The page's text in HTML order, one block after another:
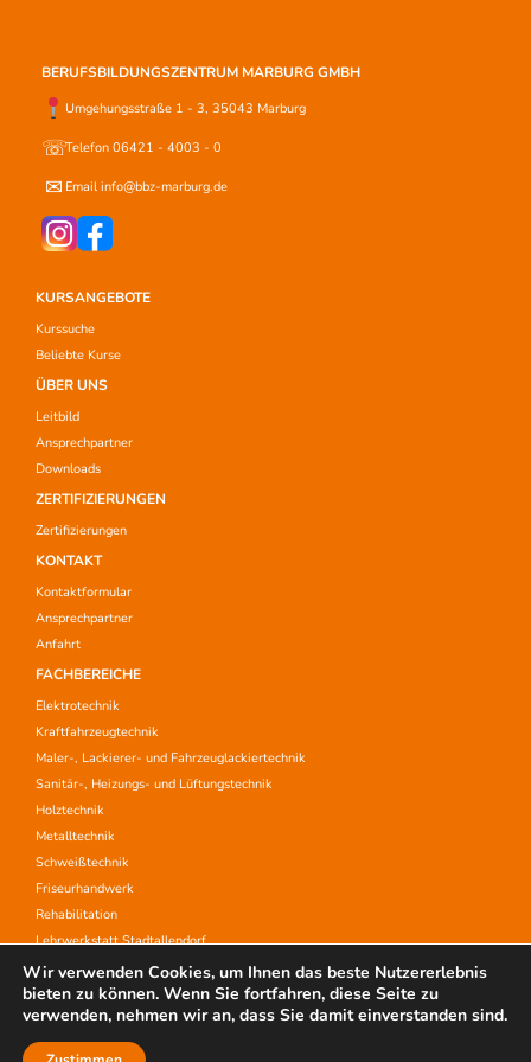
BERUFSBILDUNGSZENTRUM MARBURG GMBH
Umgehungsstraße 1 - 3, 35043 Marburg
☏Telefon 06421 - 4003 - 0
✉ Email info@bbz-marburg.de
KURSANGEBOTE
Kurssuche
Beliebte Kurse
ÜBER UNS
Leitbild
Ansprechpartner
Downloads
ZERTIFIZIERUNGEN
Zertifizierungen
KONTAKT
Kontaktformular
Ansprechpartner
Anfahrt
FACHBEREICHE
Elektrotechnik
Kraftfahrzeugtechnik
Maler-, Lackierer- und Fahrzeuglackiertechnik
Sanitär-, Heizungs- und Lüftungstechnik
Holztechnik
Metalltechnik
Schweißtechnik
Friseurhandwerk
Rehabilitation
Lehrwerkstatt Stadtallendorf
Aufstiegsfortbildung
IMPRESSUM
Wir verwenden Cookies, um Ihnen das beste Nutzererlebnis
bieten zu können. Wenn Sie fortfahren, diese Seite zu
verwenden, nehmen wir an, dass Sie damit einverstanden sind.